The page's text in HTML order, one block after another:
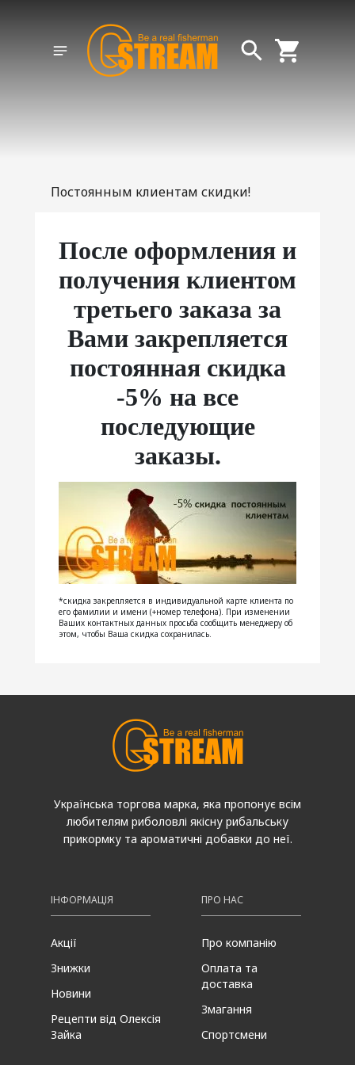
Постоянным клиентам скидки!
После оформления и
получения клиентом
третьего заказа за
Вами закрепляется
постоянная скидка
-5% на все
последующие
заказы.
*скидка закрепляется в индивидуальной карте клиента по
его фамилии и имени (+номер телефона). При изменении
Ваших контактных данных просьба сообщить менеджеру об
этом, чтобы Ваша скидка сохранилась.
Українська торгова марка, яка пропонує всім
любителям риболовлі якісну рибальську
прикормку та ароматичні добавки до неї.
ІНФОРМАЦІЯ
Акції
Знижки
Новини
Рецепти від Олексія
Зайка
ПРО НАС
Про компанію
Оплата та
доставка
Змагання
Спортсмени